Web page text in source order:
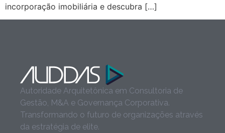
incorporação imobiliária e descubra […]
Autoridade Arquitetônica em Consultoria de
Gestão, M&A e Governança Corporativa.
Transformando o futuro de organizações através
da estratégia de elite.